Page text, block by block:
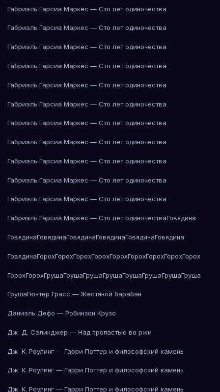
Габриэль Гарсиа Маркес — Сто лет одиночества
Габриэль Гарсиа Маркес — Сто лет одиночества
Габриэль Гарсиа Маркес — Сто лет одиночества
Габриэль Гарсиа Маркес — Сто лет одиночества
Габриэль Гарсиа Маркес — Сто лет одиночества
Габриэль Гарсиа Маркес — Сто лет одиночества
Габриэль Гарсиа Маркес — Сто лет одиночества
Габриэль Гарсиа Маркес — Сто лет одиночества
Габриэль Гарсиа Маркес — Сто лет одиночества
Габриэль Гарсиа Маркес — Сто лет одиночества
Габриэль Гарсиа Маркес — Сто лет одиночества
Габриэль Гарсиа Маркес — Сто лет одиночестваГовядина
ГовядинаГовядинаГовядинаГовядинаГовядинаГовядина
ГовядинаГорохГорохГорохГорохГорохГорохГорохГорохГорох
ГорохГорохГрушаГрушаГрушаГрушаГрушаГрушаГрушаГруша
ГрушаГюнтер Грасс — Жестяной барабан
Даниэль Дефо — Робинзон Крузо
Дж. Д. Сэлинджер — Над пропастью во ржи
Дж. К. Роулинг — Гарри Поттер и философский камень
Дж. К. Роулинг — Гарри Поттер и философский камень
Дж. К. Роулинг — Гарри Поттер и философский камень